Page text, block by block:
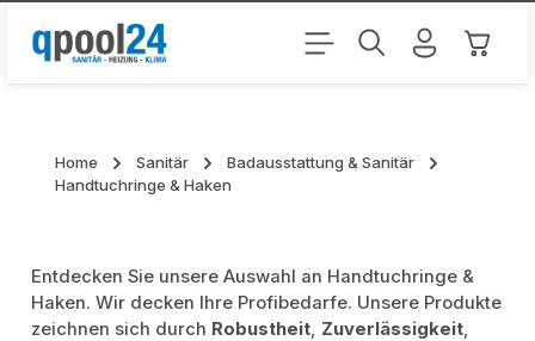
Zum Hauptinhalt springen
Home Sanitär
Badausstattung & Sanitär
Handtuchringe & Haken
Entdecken Sie unsere Auswahl an Handtuchringe &
Haken. Wir decken Ihre Profibedarfe. Unsere Produkte
zeichnen sich durch Robustheit, Zuverlässigkeit,